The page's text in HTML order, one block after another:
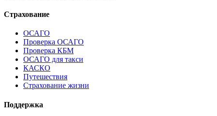
Страхование
ОСАГО
Проверка ОСАГО
Проверка КБМ
ОСАГО для такси
КАСКО
Путешествия
Страхование жизни
Поддержка